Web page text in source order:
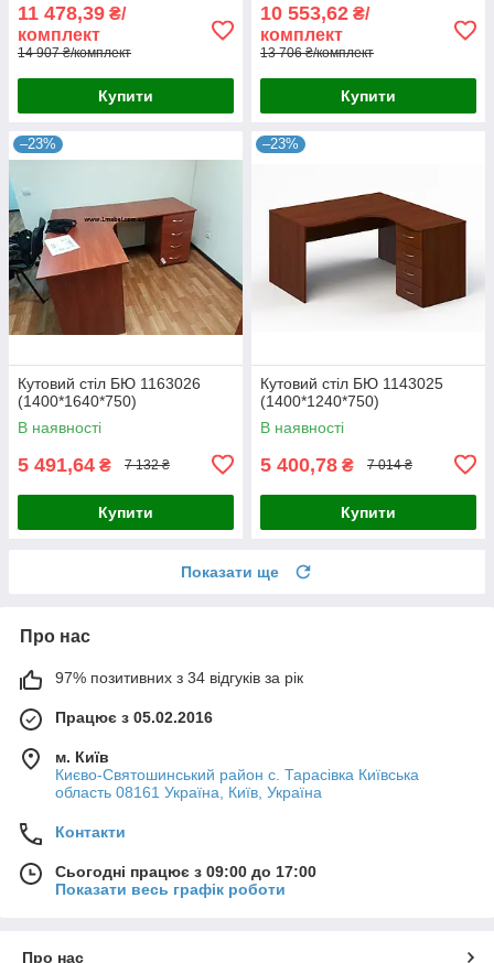
11 478,39 ₴/
комплект
14 907 ₴/комплект
Купити
10 553,62 ₴/
комплект
13 706 ₴/комплект
Купити
–23%
Кутовий стіл БЮ 1163026
(1400*1640*750)
В наявності
5 491,64 ₴ 7 132 ₴
Купити
–23%
Кутовий стіл БЮ 1143025
(1400*1240*750)
В наявності
5 400,78 ₴ 7 014 ₴
Купити
Показати ще
Про нас
97% позитивних з 34 відгуків за рік
Працює з 05.02.2016
м. Київ
Києво-Святошинський район с. Тарасівка Київська
область 08161 Україна, Київ, Україна
Контакти
Сьогодні працює з 09:00 до 17:00
Показати весь графік роботи
Про нас